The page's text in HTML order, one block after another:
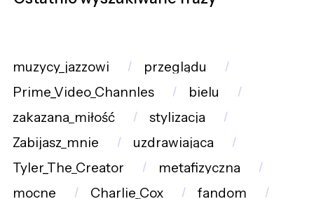
muzycy_jazzowi
przeglądu
Prime_Video_Channles
bielu
zakazana_miłość
stylizacja
Zabijasz_mnie
uzdrawiająca
Tyler_The_Creator
metafizyczna
mocne
Charlie_Cox
fandom